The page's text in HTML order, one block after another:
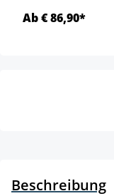
Ab € 86,90*
Beschreibung